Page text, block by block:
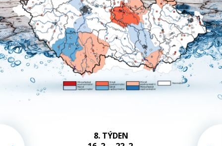
8. TÝDEN